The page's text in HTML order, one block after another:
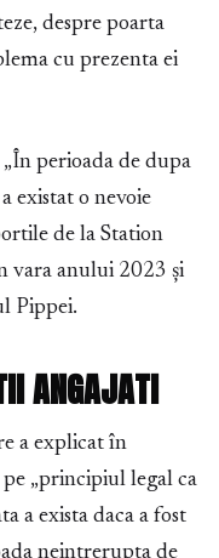
despre poarta
cu prezenta ei
perioada de dupa
existat o nevoie
de la Station
vara anului 2023 și
Pippei.
ANGAJATI
a explicat în
pe „principiul legal ca
a exista daca a fost
neintrerupta de